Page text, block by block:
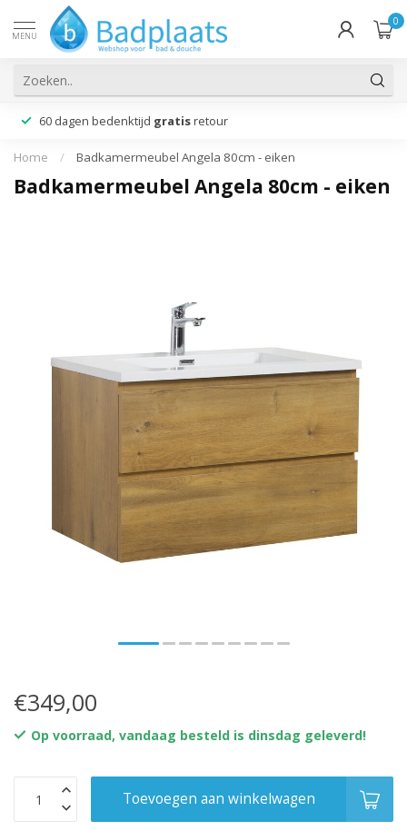
MENU
0
60 dagen bedenktijd gratis retour
Home / Badkamermeubel Angela 80cm - eiken
Badkamermeubel Angela 80cm - eiken
€349,00
Op voorraad, vandaag besteld is dinsdag geleverd!
Toevoegen aan winkelwagen